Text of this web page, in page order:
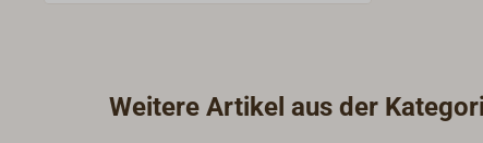
Weitere Artikel aus der